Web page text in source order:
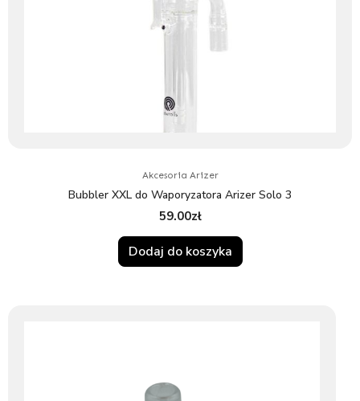
Akcesoria Arizer
Bubbler XXL do Waporyzatora Arizer Solo 3
59.00zł
Dodaj do koszyka